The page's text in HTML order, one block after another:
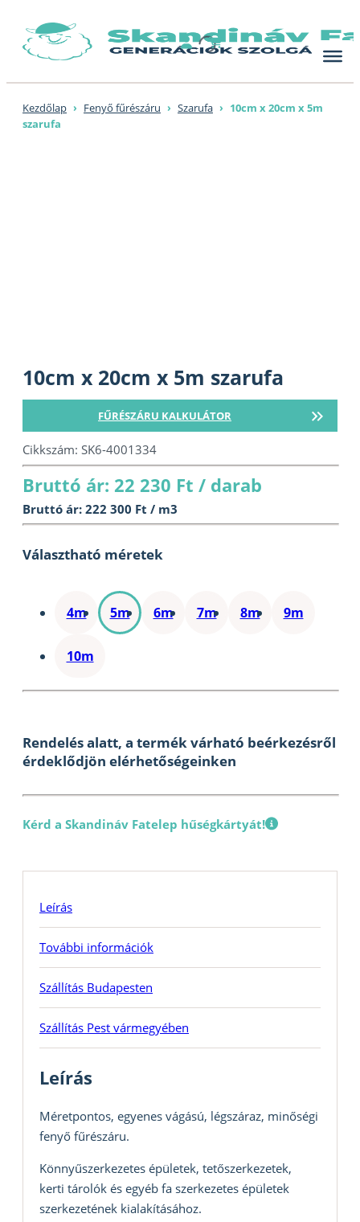
content
Kezdőlap › Fenyő fűrészáru › Szarufa › 10cm x 20cm x 5m
szarufa
10cm x 20cm x 5m szarufa
FŰRÉSZÁRU KALKULÁTOR
Cikkszám: SK6-4001334
Bruttó ár: 22 230 Ft / darab
Bruttó ár: 222 300 Ft / m3
Választható méretek
4m 5m 6m 7m 8m 9m
10m
Rendelés alatt, a termék várható beérkezésről
érdeklődjön elérhetőségeinken
Kérd a Skandináv Fatelep hűségkártyát!
Leírás
További információk
Szállítás Budapesten
Szállítás Pest vármegyében
Leírás
Méretpontos, egyenes vágású, légszáraz, minőségi
fenyő fűrészáru.
Könnyűszerkezetes épületek, tetőszerkezetek,
kerti tárolók és egyéb fa szerkezetes épületek
szerkezetének kialakításához.